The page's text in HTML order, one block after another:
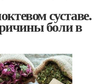
суставе.
боли в